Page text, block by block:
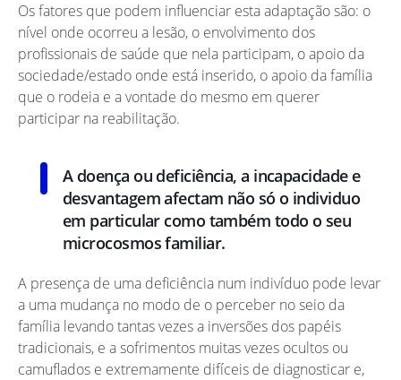
Os fatores que podem influenciar esta adaptação são: o
nível onde ocorreu a lesão, o envolvimento dos
profissionais de saúde que nela participam, o apoio da
sociedade/estado onde está inserido, o apoio da família
que o rodeia e a vontade do mesmo em querer
participar na reabilitação.
A doença ou deficiência, a incapacidade e
desvantagem afectam não só o individuo
em particular como também todo o seu
microcosmos familiar.
A presença de uma deficiência num indivíduo pode levar
a uma mudança no modo de o perceber no seio da
família levando tantas vezes a inversões dos papéis
tradicionais, e a sofrimentos muitas vezes ocultos ou
camuflados e extremamente difíceis de diagnosticar e,